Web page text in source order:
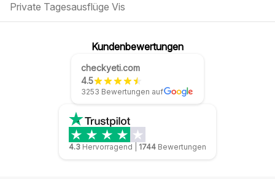
Private Tagesausflüge Vis
Kundenbewertungen
checkyeti.com
4.5
3253 Bewertungen auf
4.3 Hervorragend 1744 Bewertungen